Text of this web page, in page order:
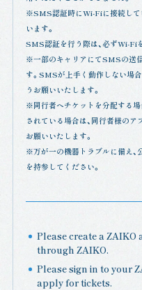
※SMS認証時にWi-Fiに接続して
います。
SMS認証を行う際は、必ずWi-Fi
※一部のキャリアにてSMSの送
す。SMSが上手く動作しない場
うお願いいたします。
※同行者へチケットを分配する場
されている場合は、同行者様の
お願いいたします。
※万が一の機器トラブルに備え、
を持参してください。
Please create a
through ZAIKO.
Please sign in to your
apply for tickets.